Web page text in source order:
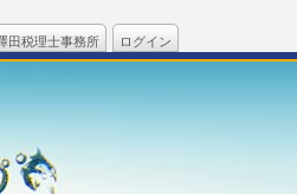
田税理士事務所 ログイン